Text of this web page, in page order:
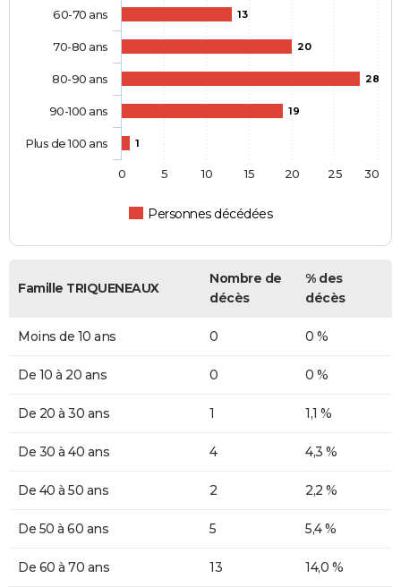
13
20
28
19
1
Personnes décédées
60-70 ans
70-80 ans
80-90 ans
90-100 ans
Plus de 100 ans
0 5 10 15 20 25 30
Famille TRIQUENEAUX
Nombre de
décès
% des
décès
Moins de 10 ans 0 0 %
De 10 à 20 ans 0 0 %
De 20 à 30 ans 1 1,1 %
De 30 à 40 ans 4 4,3 %
De 40 à 50 ans 2 2,2 %
De 50 à 60 ans 5 5,4 %
De 60 à 70 ans 13 14,0 %